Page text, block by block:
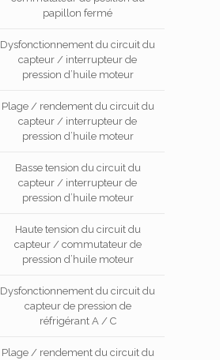
papillon fermé
Dysfonctionnement du circuit du
capteur / interrupteur de
pression d’huile moteur
Plage / rendement du circuit du
capteur / interrupteur de
pression d’huile moteur
Basse tension du circuit du
capteur / interrupteur de
pression d’huile moteur
Haute tension du circuit du
capteur / commutateur de
pression d’huile moteur
Dysfonctionnement du circuit du
capteur de pression de
réfrigérant A / C
Plage / rendement du circuit du